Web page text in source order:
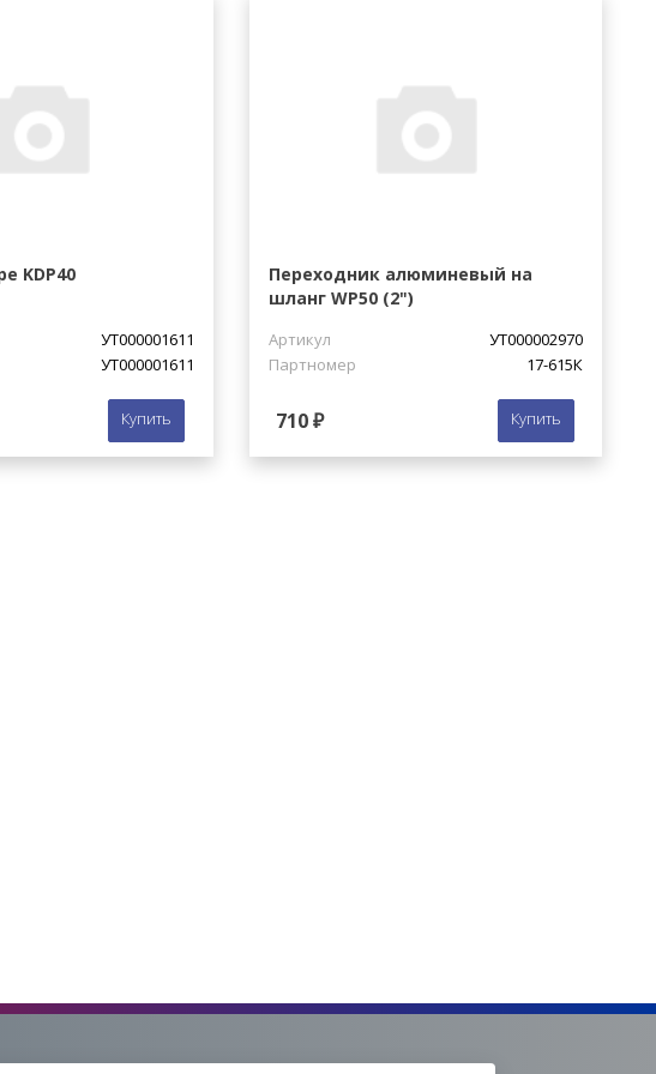
KDP40
УТ000001611
УТ000001611
Купить
Переходник алюминевый на
шланг WP50 (2")
Артикул
УТ000002970
Партномер
17-615К
710 ₽ Купить